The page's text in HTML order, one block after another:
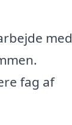
med
fag af